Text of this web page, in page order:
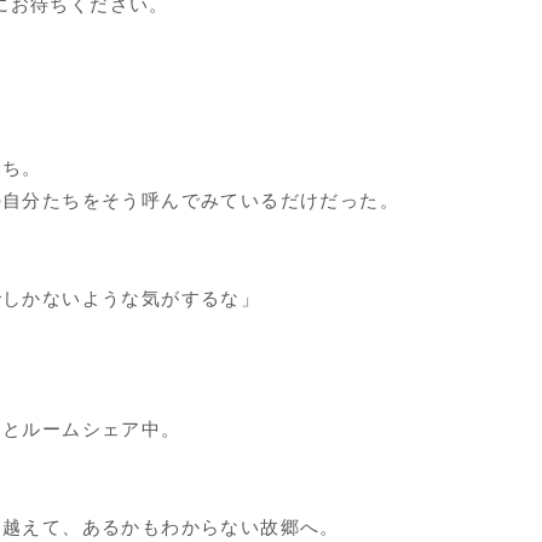
。
分たちをそう呼んでみているだけだった。
かないような気がするな」
ルームシェア中。
えて、あるかもわからない故郷へ。